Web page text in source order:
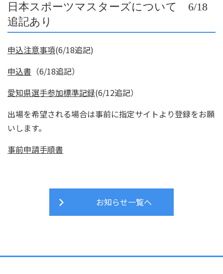
日本スポーツマスターズについて 6/18
追記あり
申込注意事項(6/18追記)
申込書 （6/18追記）
愛知県選手参加標準記録(6/12追記）
出場を希望される場合は事前に指定サイトより登録をお願
いします。
事前申請手順書
お知らせ一覧へ